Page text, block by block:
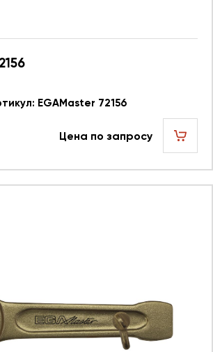
EGAMaster 72156
Цена по запросу